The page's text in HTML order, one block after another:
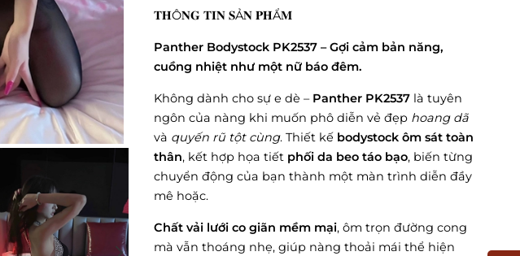
𝐓𝐇Ô𝐍𝐆 𝐓𝐈𝐍 𝐒Ả𝐍 𝐏𝐇Ẩ𝐌
Panther Bodystock PK2537 – Gợi cảm bản năng,
cuồng nhiệt như một nữ báo đêm.
Không dành cho sự e dè – Panther PK2537 là tuyên
ngôn của nàng khi muốn phô diễn vẻ đẹp hoang dã
và quyến rũ tột cùng. Thiết kế bodystock ôm sát toàn
thân, kết hợp họa tiết phối da beo táo bạo, biến từng
chuyển động của bạn thành một màn trình diễn đầy
mê hoặc.
Chất vải lưới co giãn mềm mại, ôm trọn đường cong
mà vẫn thoáng nhẹ, giúp nàng thoải mái thể hiện